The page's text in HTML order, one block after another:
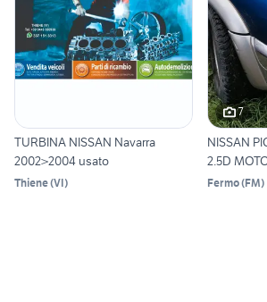
TURBINA NISSAN Navarra
2002>2004 usato
Thiene(VI)
7
NISSAN
2.5D
Fermo(FM)